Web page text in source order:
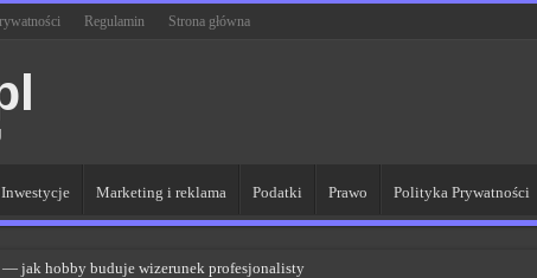
Regulamin Strona główna
Inwestycje Marketing i reklama Podatki Prawo Polityka Prywatności
— jak hobby buduje wizerunek profesjonalisty